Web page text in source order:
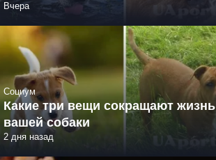
Вчера
Социум
Какие три вещи сокращают жизнь
вашей собаки
2 дня назад